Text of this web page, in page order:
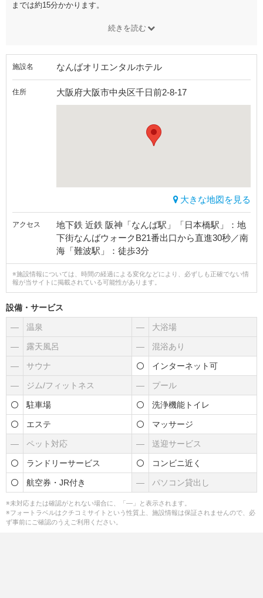
までは約15分かかります。
続きを読む
施設名 なんばオリエンタルホテル
住所 大阪府大阪市中央区千日前2-8-17
大きな地図を見る
アクセス
地下鉄 近鉄 阪神「なんば駅」「日本橋駅」：地
下街なんばウォークB21番出口から直進30秒／南
海「難波駅」：徒歩3分
※施設情報については、時間の経過による変化などにより、必ずしも正確でない情
報が当サイトに掲載されている可能性があります。
設備・サービス
― 温泉 ― 大浴場
― 露天風呂 ― 混浴あり
― サウナ インターネット可
― ジム/フィットネス ― プール
駐車場 洗浄機能トイレ
エステ マッサージ
― ペット対応 ― 送迎サービス
ランドリーサービス コンビニ近く
航空券・JR付き ― パソコン貸出し
※未対応または確認がとれない場合に、「―」と表示されます。
※フォートラベルはクチコミサイトという性質上、施設情報は保証されませんので、必
ず事前にご確認のうえご利用ください。